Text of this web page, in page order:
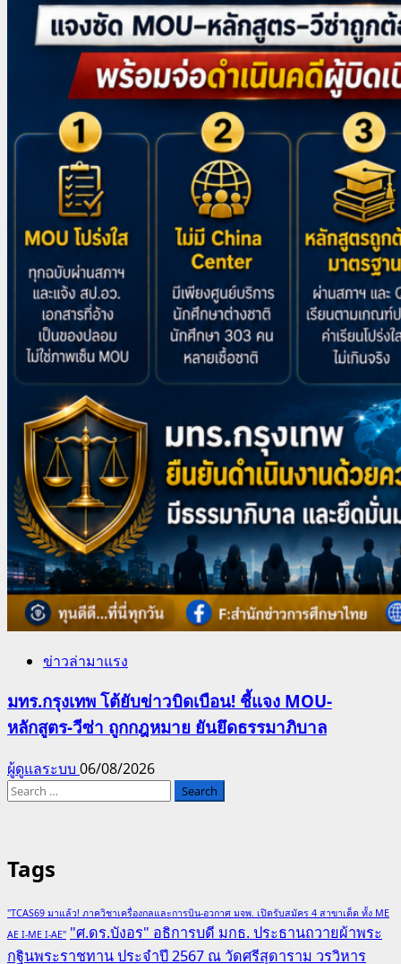
ข่าวล่ามาแรง
มทร.กรุงเทพ โต้ยับข่าวบิดเบือน! ชี้แจง MOU-
หลักสูตร-วีซ่า ถูกกฎหมาย ยันยึดธรรมาภิบาล
ผู้ดูแลระบบ 06/08/2026
Search
Tags
"TCAS69 มาแล้ว! ภาควิชาเครื่องกลและการบิน-อวกาศ มจพ. เปิดรับสมัคร 4 สาขาเด็ด ทั้ง ME
AE I-ME I-AE" "ศ.ดร.บังอร" อธิการบดี มกธ. ประธานถวายผ้าพระ
กฐินพระราชทาน ประจำปี 2567 ณ วัดศรีสุดาราม วรวิหาร